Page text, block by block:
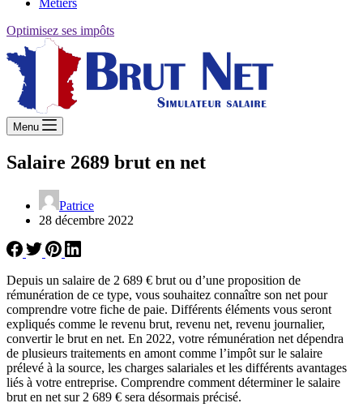
Métiers
Optimisez ses impôts
Menu
Salaire 2689 brut en net
Patrice
28 décembre 2022
Depuis un salaire de 2 689 € brut ou d’une proposition de
rémunération de ce type, vous souhaitez connaître son net pour
comprendre votre fiche de paie. Différents éléments vous seront
expliqués comme le revenu brut, revenu net, revenu journalier,
convertir le brut en net. En 2022, votre rémunération net dépendra
de plusieurs traitements en amont comme l’impôt sur le salaire
prélevé à la source, les charges salariales et les différents avantages
liés à votre entreprise. Comprendre comment déterminer le salaire
brut en net sur 2 689 € sera désormais précisé.